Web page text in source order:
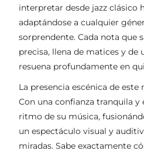
interpretar desde jazz clásico
adaptándose a cualquier
sorprendente. Cada nota que
precisa, llena de matices y
resuena profundamente en
La presencia escénica de
Con una confianza tranquila y
ritmo de su música,
un espectáculo visual y
miradas. Sabe exactamente